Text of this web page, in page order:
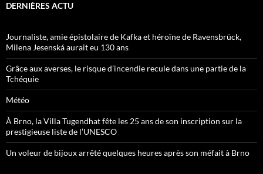
DERNIÈRES ACTU
Journaliste, amie épistolaire de Kafka et héroïne de Ravensbrück,
Milena Jesenská aurait eu 130 ans
Grâce aux averses, le risque d’incendie recule dans une partie de la
Tchéquie
Météo
À Brno, la Villa Tugendhat fête les 25 ans de son inscription sur la
prestigieuse liste de l’UNESCO
Un voleur de bijoux arrêté quelques heures après son méfait à Brno